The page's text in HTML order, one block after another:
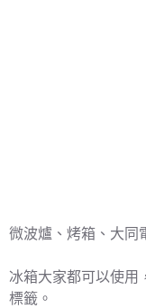
微波爐、烤箱、大同
冰箱大家都可以使用
標籤。